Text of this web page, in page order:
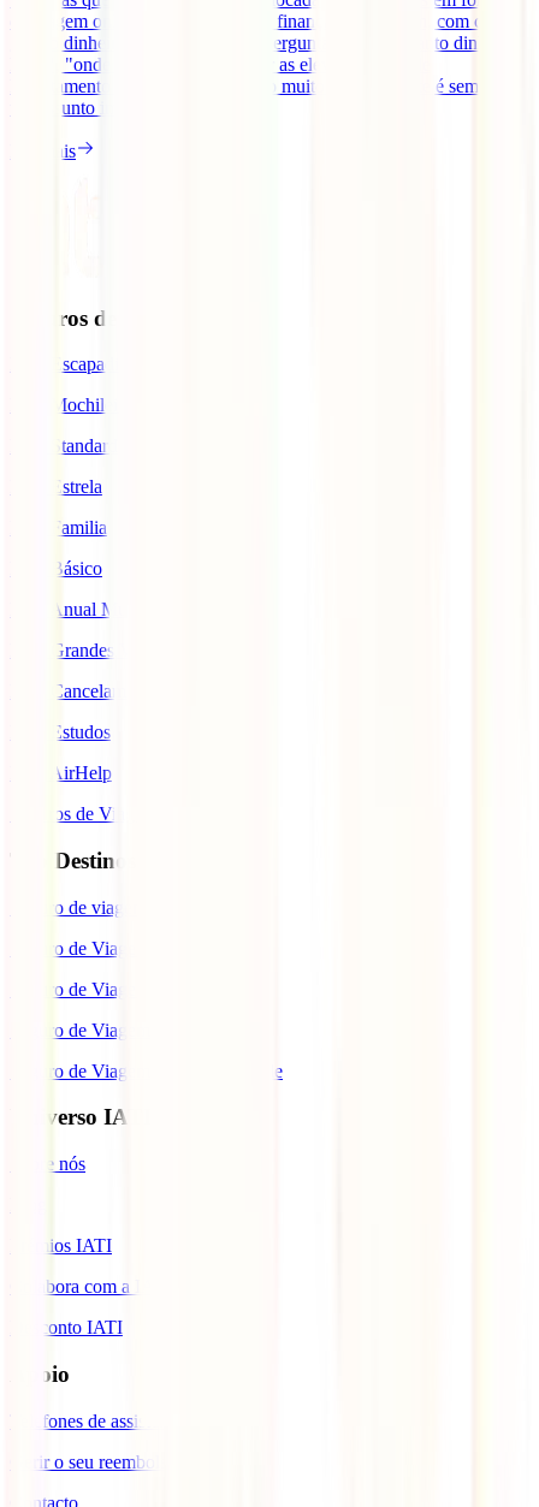
de viagem online tem a ver com as finanças em viagem, com como
gerir o dinheiro fora de Portugal. Perguntas como "quanto dinheiro
levar", "onde trocar", "como evitar as elevadas taxas de
levantamento nos multibancos" são muito comuns. Este é sempre
um assunto importante no [...]
Ler mais
Seguros de Viagem
IATI Escapadinhas
IATI Mochileiro
IATI Standard
IATI Estrela
IATI Familia
IATI Básico
IATI Anual Multiviagem
IATI Grandes Viajantes
IATI Cancelamento Premium
IATI Estudos
IATI AirHelp
Seguros de Viagem
Top Destinos
Seguro de viagem para o Japão
Seguro de Viagem para os EUA
Seguro de Viagem para o Brasil
Seguro de Viagem para Tailândia
Seguro de Viagem para Cabo Verde
Universo IATI
Sobre nós
Prémios IATI
Colabora com a IATI
Desconto IATI
Apoio
Telefones de assistência
Gerir o seu reembolso
Contacto